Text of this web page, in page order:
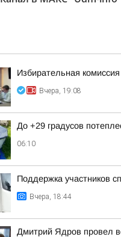
Избирательная
Вчера, 19:08
До +29 градусов
06:10
Поддержка участников
Вчера, 18:44
Дмитрий Ядров провел